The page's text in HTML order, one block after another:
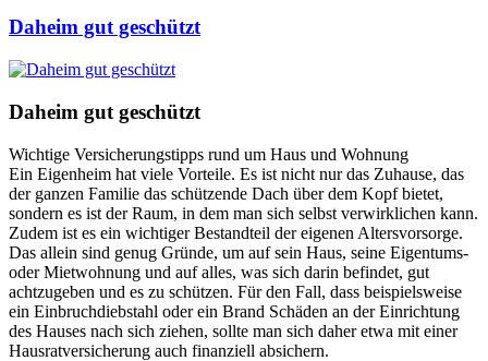
Daheim gut geschützt
Daheim gut geschützt
Wichtige Versicherungstipps rund um Haus und Wohnung
Ein Eigenheim hat viele Vorteile. Es ist nicht nur das Zuhause, das
der ganzen Familie das schützende Dach über dem Kopf bietet,
sondern es ist der Raum, in dem man sich selbst verwirklichen kann.
Zudem ist es ein wichtiger Bestandteil der eigenen Altersvorsorge.
Das allein sind genug Gründe, um auf sein Haus, seine Eigentums-
oder Mietwohnung und auf alles, was sich darin befindet, gut
achtzugeben und es zu schützen. Für den Fall, dass beispielsweise
ein Einbruchdiebstahl oder ein Brand Schäden an der Einrichtung
des Hauses nach sich ziehen, sollte man sich daher etwa mit einer
Hausratversicherung auch finanziell absichern.